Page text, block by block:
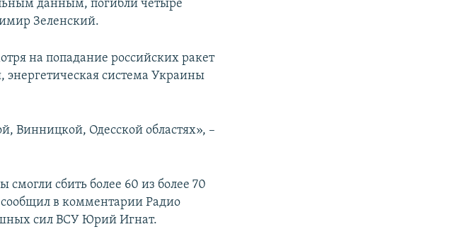
данным, погибли четыре
Зеленский.
на попадание российских ракет
энергетическая система Украины
Винницкой, Одесской областях», –
сбить более 60 из более 70
в комментарии Радио
сил ВСУ Юрий Игнат.